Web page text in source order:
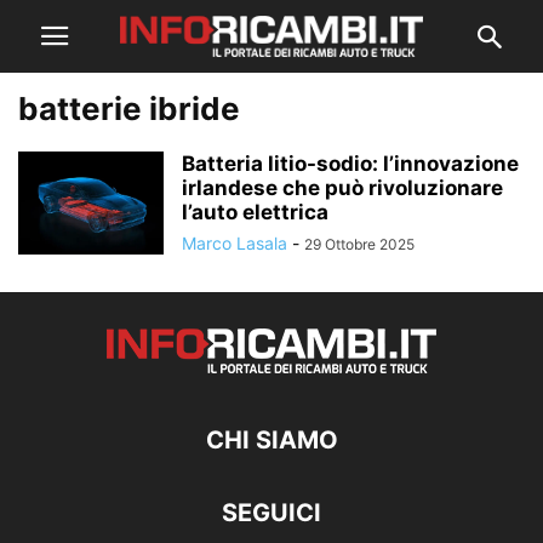
batterie ibride
Batteria litio-sodio: l’innovazione
irlandese che può rivoluzionare
l’auto elettrica
Marco Lasala - 29 Ottobre 2025
CHI SIAMO
SEGUICI